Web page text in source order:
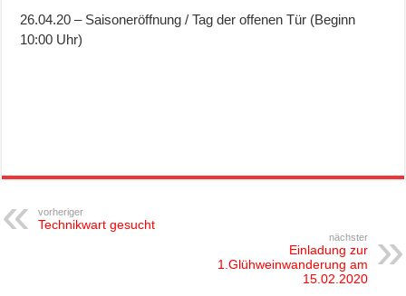
26.04.20 – Saisoneröffnung / Tag der offenen Tür (Beginn
10:00 Uhr)
vorheriger
Technikwart gesucht
nächster
Einladung zur
1.Glühweinwanderung am
15.02.2020